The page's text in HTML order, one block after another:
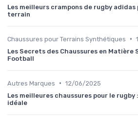
Les meilleurs crampons de rugby
terrain
Chaussures pour Terrains Synthétiques •
Les Secrets des Chaussures en
Football
Autres Marques • 12/06/2025
Les meilleures chaussures pour le
idéale